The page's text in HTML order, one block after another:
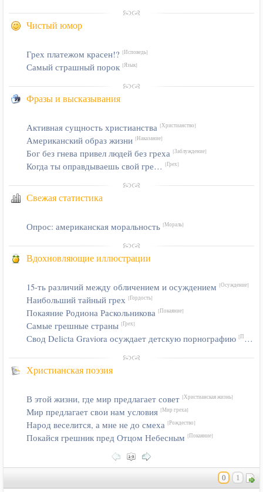
Чистый юмор
Грех платежом красен!? [Исповедь]
Самый страшный порок [Язык]
Фразы и высказывания
Активная сущность христианства [Христианство]
Американский образ жизни [Наказание]
Бог без гнева привел людей без греха [Заблуждение]
Когда ты оправдываешь свой гре… [Грех]
Свежая статистика
Опрос: американская моральность [Мораль]
Вдохновляющие иллюстрации
15-ть различий между обличением и осуждением [Осуждение]
Наибольший тайный грех [Гордость]
Покаяние Родиона Раскольникова [Покаяние]
Самые грешные страны [Грех]
Свод Delicta Graviora осуждает детскую порнографию [Порнография]
Христианская поэзия
В этой жизни, где мир предлагает совет [Христианская жизнь]
Мир предлагает свои нам условия [Мир греха]
Народ веселится, а мне не до смеха [Рождество]
Покайся грешник пред Отцом Небесным [Покаяние]
0 1